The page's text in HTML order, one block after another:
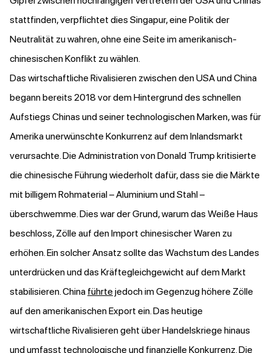
stattfinden, verpflichtet dies Singapur, eine Politik der
Neutralität zu wahren, ohne eine Seite im amerikanisch-
chinesischen Konflikt zu wählen.
Das wirtschaftliche Rivalisieren zwischen den USA und China
begann bereits 2018 vor dem Hintergrund des schnellen
Aufstiegs Chinas und seiner technologischen Marken, was für
Amerika unerwünschte Konkurrenz auf dem Inlandsmarkt
verursachte. Die Administration von Donald Trump kritisierte
die chinesische Führung wiederholt dafür, dass sie die Märkte
mit billigem Rohmaterial – Aluminium und Stahl –
überschwemme. Dies war der Grund, warum das Weiße Haus
beschloss, Zölle auf den Import chinesischer Waren zu
erhöhen. Ein solcher Ansatz sollte das Wachstum des Landes
unterdrücken und das Kräftegleichgewicht auf dem Markt
stabilisieren. China führte jedoch im Gegenzug höhere Zölle
auf den amerikanischen Export ein. Das heutige
wirtschaftliche Rivalisieren geht über Handelskriege hinaus
und umfasst technologische und finanzielle Konkurrenz. Die